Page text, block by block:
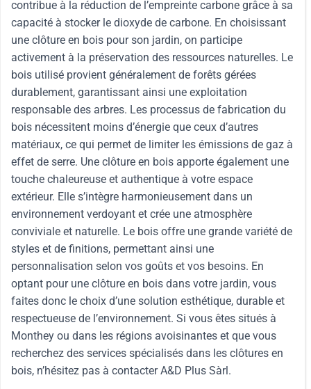
contribue à la réduction de l’empreinte carbone grâce à sa
capacité à stocker le dioxyde de carbone. En choisissant
une clôture en bois pour son jardin, on participe
activement à la préservation des ressources naturelles. Le
bois utilisé provient généralement de forêts gérées
durablement, garantissant ainsi une exploitation
responsable des arbres. Les processus de fabrication du
bois nécessitent moins d’énergie que ceux d’autres
matériaux, ce qui permet de limiter les émissions de gaz à
effet de serre. Une clôture en bois apporte également une
touche chaleureuse et authentique à votre espace
extérieur. Elle s’intègre harmonieusement dans un
environnement verdoyant et crée une atmosphère
conviviale et naturelle. Le bois offre une grande variété de
styles et de finitions, permettant ainsi une
personnalisation selon vos goûts et vos besoins. En
optant pour une clôture en bois dans votre jardin, vous
faites donc le choix d’une solution esthétique, durable et
respectueuse de l’environnement. Si vous êtes situés à
Monthey ou dans les régions avoisinantes et que vous
recherchez des services spécialisés dans les clôtures en
bois, n’hésitez pas à contacter A&D Plus Sàrl.